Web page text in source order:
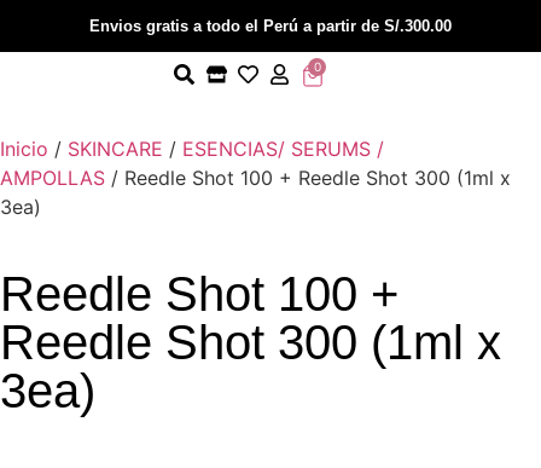
Envios gratis a todo el Perú a partir de S/.300.00
0
Inicio / SKINCARE / ESENCIAS/ SERUMS /
AMPOLLAS / Reedle Shot 100 + Reedle Shot 300 (1ml x
3ea)
Reedle Shot 100 +
Reedle Shot 300 (1ml x
3ea)